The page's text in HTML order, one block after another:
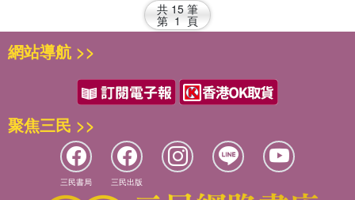
共 15 筆
第 1 頁
網站導航 >>
聚焦三民 >>
三民書局 三民出版